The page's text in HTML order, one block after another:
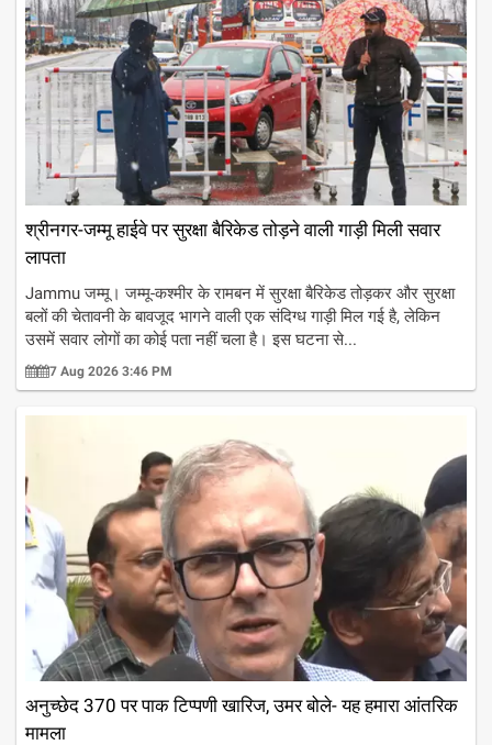
श्रीनगर-जम्मू हाईवे पर सुरक्षा बैरिकेड तोड़ने वाली गाड़ी मिली सवार
लापता
Jammu जम्मू। जम्‍मू-कश्‍मीर के रामबन में सुरक्षा बैरिकेड तोड़कर और सुरक्षा
बलों की चेतावनी के बावजूद भागने वाली एक संदिग्ध गाड़ी मिल गई है, लेकिन
उसमें सवार लोगों का कोई पता नहीं चला है। इस घटना से...
7 Aug 2026 3:46 PM
अनुच्छेद 370 पर पाक टिप्पणी खारिज, उमर बोले- यह हमारा आंतरिक
मामला